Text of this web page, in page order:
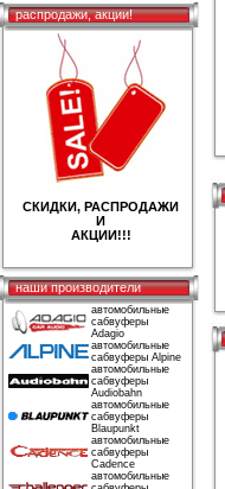
распродажи, акции!
СКИДКИ, РАСПРОДАЖИ
И
АКЦИИ!!!
наши производители
автомобильные
сабвуферы
Adagio
автомобильные
сабвуферы Alpine
автомобильные
сабвуферы
Audiobahn
автомобильные
сабвуферы
Blaupunkt
автомобильные
сабвуферы
Cadence
автомобильные